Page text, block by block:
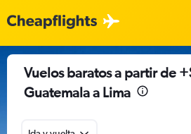
Vuelos baratos a partir de
Guatemala a Lima